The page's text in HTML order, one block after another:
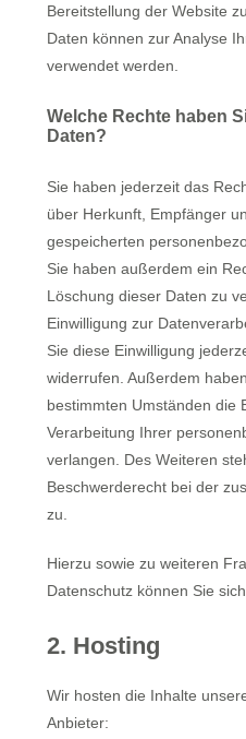
Bereitstellung der Website
Daten können zur Analyse
verwendet werden.
Welche Rechte haben
Daten?
Sie haben jederzeit das
über Herkunft, Empfänger
gespeicherten
Sie haben außerdem ein
Löschung dieser Daten zu
Einwilligung zur
Sie diese Einwilligung
widerrufen. Außerdem
bestimmten Umständen die
Verarbeitung Ihrer
verlangen. Des Weiteren
Beschwerderecht bei der
zu.
Hierzu sowie zu weiteren
Datenschutz können Sie
2. Hosting
Wir hosten die Inhalte
Anbieter: